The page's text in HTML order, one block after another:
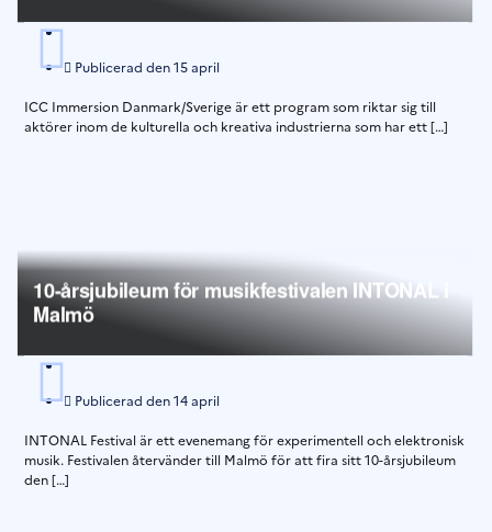
Publicerad den15 april
ICC Immersion Danmark/Sverige är ett program som riktar sig till
aktörer inom de kulturella och kreativa industrierna som har ett […]
10-årsjubileum för musikfestivalen INTONAL i
Malmö
Publicerad den14 april
INTONAL Festival är ett evenemang för experimentell och elektronisk
musik. Festivalen återvänder till Malmö för att fira sitt 10-årsjubileum
den […]